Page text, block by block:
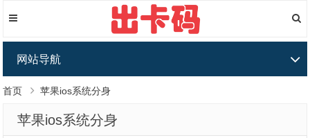
网站导航
首页 苹果ios系统分身
苹果ios系统分身